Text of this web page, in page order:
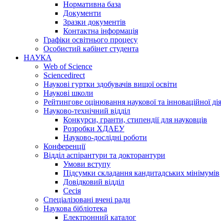
Нормативна база
Документи
Зразки документів
Контактна інформація
Графіки освітнього процесу
Особистий кабінет студента
НАУКА
Web of Science
Sciencedirect
Наукові гуртки здобувачів вищої освіти
Наукові школи
Рейтингове оцінювання наукової та інноваційної
Науково-технічний відділ
Конкурси, гранти, стипендії для науковців
Розробки ХДАЕУ
Науково-дослідні роботи
Конференції
Відділ аспірантури та докторантури
Умови вступу
Підсумки складання кандитадських мінімумів
Довідковий відділ
Сесія
Спеціалізовані вчені ради
Наукова бібліотека
Електронний каталог